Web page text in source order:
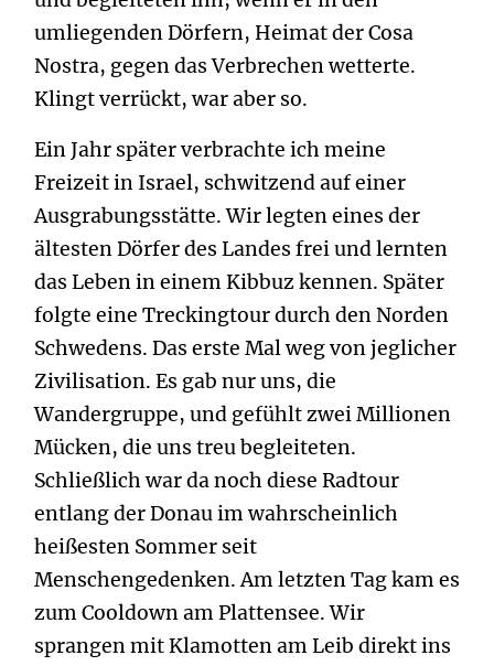
umliegenden Dörfern, Heimat der Cosa
Nostra, gegen das Verbrechen wetterte.
Klingt verrückt, war aber so.
Ein Jahr später verbrachte ich meine
Freizeit in Israel, schwitzend auf einer
Ausgrabungsstätte. Wir legten eines der
ältesten Dörfer des Landes frei und lernten
das Leben in einem Kibbuz kennen. Später
folgte eine Treckingtour durch den Norden
Schwedens. Das erste Mal weg von jeglicher
Zivilisation. Es gab nur uns, die
Wandergruppe, und gefühlt zwei Millionen
Mücken, die uns treu begleiteten.
Schließlich war da noch diese Radtour
entlang der Donau im wahrscheinlich
heißesten Sommer seit
Menschengedenken. Am letzten Tag kam es
zum Cooldown am Plattensee. Wir
sprangen mit Klamotten am Leib direkt ins